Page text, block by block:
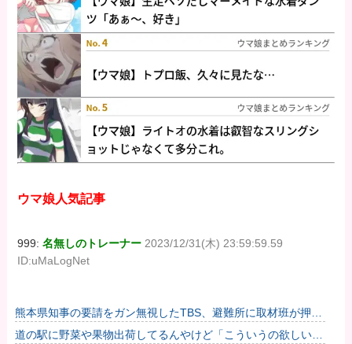
ウマ娘人気記事
999:名無しのトレーナー 2023/12/31(木) 23:59:59.59
ID:uMaLogNet
熊本県知事の要請をガン無視したTBS、避難所に取材班が押し
入ってプライバシーに全く配慮しない報道を……
道の駅に野菜や果物出荷してるんやけど「こういうの欲しい」